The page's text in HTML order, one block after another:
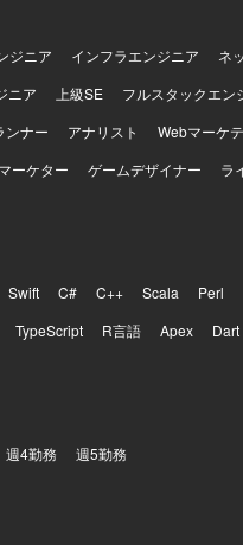
ジニア インフラエンジニア ネ
ニア 上級SE フルスタックエン
ンナー アナリスト Webマーケ
マーケター ゲームデザイナー ラ
Swift C# C++ Scala Perl
TypeScript R言語 Apex Dart
週4勤務 週5勤務